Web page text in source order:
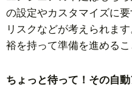
の設定やカスタマイズに
リスクなどが考えられま
裕を持って準備を進めるこ
ちょっと待って！その自